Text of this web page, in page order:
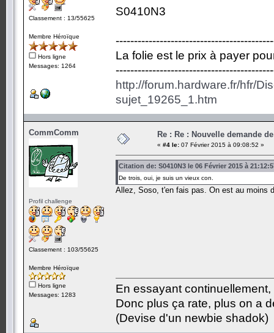
Classement : 13/55625
Membre Héroïque
Hors ligne
Messages: 1264
S0410N3
La folie est le prix à payer
http://forum.hardware.fr/hfr/
sujet_19265_1.htm
CommComm
Profil challenge
Classement : 103/55625
Membre Héroïque
Hors ligne
Messages: 1283
Re : Re : Nouvelle demande
« #4 le: 07 Février 2015 à 09:08:52 »
Citation de: S0410N3 le 06 Février 2015 à
De trois, oui, je suis un vieux con.
Allez, Soso, t'en fais pas. On est au moins
En essayant
Donc plus ça rate, plus on a
(Devise d'un newbie shadok)